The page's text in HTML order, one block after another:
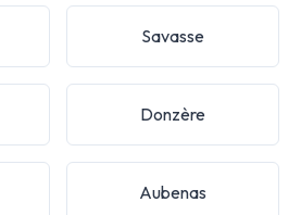
Savasse
Donzère
Aubenas